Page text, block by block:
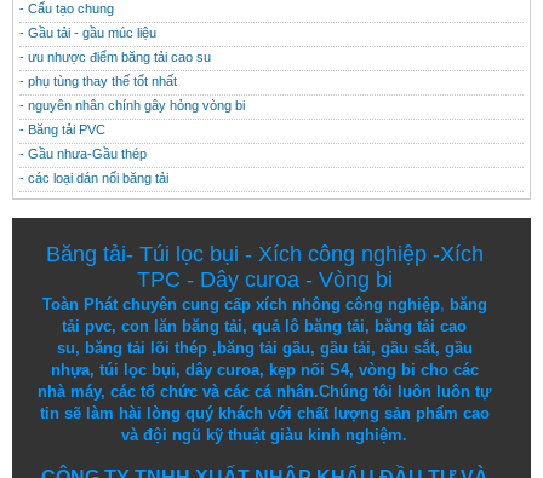
- Cấu tạo chung
- Gầu tải - gầu múc liệu
- ưu nhược điểm băng tải cao su
- phụ tùng thay thế tốt nhất
- nguyên nhân chính gây hỏng vòng bi
- Băng tải PVC
- Gầu nhưa-Gầu thép
- các loại dán nối băng tải
Băng tải- Túi lọc bụi - Xích công nghiệp-Xích
TPC - Dây curoa- Vòng bi
Toàn Phát chuyên cung cấp xích nhông công nghiệp, băng
tải pvc,con lăn băng tải,quả lô băng tải, băng tải cao
su, băng tải lõi thép, băng tải gầu, gầu tải, gầu sắt, gầu
nhựa, túi lọc bụi, dây curoa, kẹp nối S4, vòng bi cho các
nhà máy, các tổ chức và các cá nhân.Chúng tôi luôn luôn tự
tin sẽ làm hài lòng quý khách với chất lượng sảnphẩm cao
vàđội ngũ kỹ thuậtgiàu kinh nghiệm.